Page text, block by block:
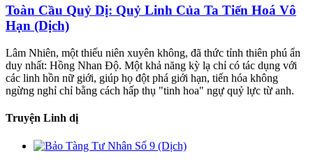
Toàn Cầu Quỷ Dị: Quỷ Linh Của Ta Tiến Hoá Vô
Hạn (Dịch)
Lâm Nhiên, một thiếu niên xuyên không, đã thức tỉnh thiên phú ẩn
duy nhất: Hồng Nhan Độ. Một khả năng kỳ lạ chỉ có tác dụng với
các linh hồn nữ giới, giúp họ đột phá giới hạn, tiến hóa không
ngừng nghỉ chỉ bằng cách hấp thụ "tinh hoa" ngự quỷ lực từ anh.
Truyện Linh dị